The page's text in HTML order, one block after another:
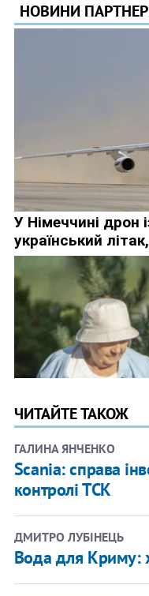
ЧИТАЙТЕ ТАКОЖ
ГАЛИНА ЯНЧЕНКО
Scania: справа
контролі ТСК
ДМИТРО ЛУБІНЕЦЬ
Вода для Криму: